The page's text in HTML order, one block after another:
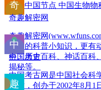
2000中国节点 中国生物物
奇趣解密网
奇趣解密网
冷门的科普小知识，更有
科、历史百科、神话百科
揭秘等。
中国考古
中国考古网是中国社会科
网站，创办于2002年8月1